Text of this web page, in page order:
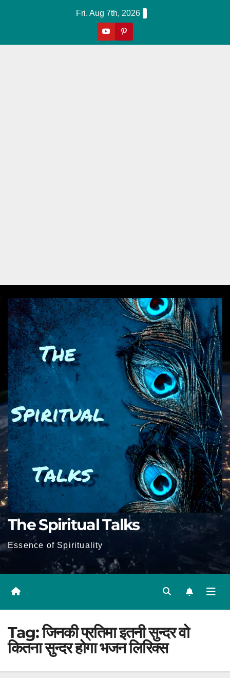
Fri. Aug 7th, 2026
The Spiritual Talks
Essence of Spirituality
Tag:जिनकी प्रतिमा इतनी सुन्दर वो
कितना सुन्दर होगा भजन लिरिक्स